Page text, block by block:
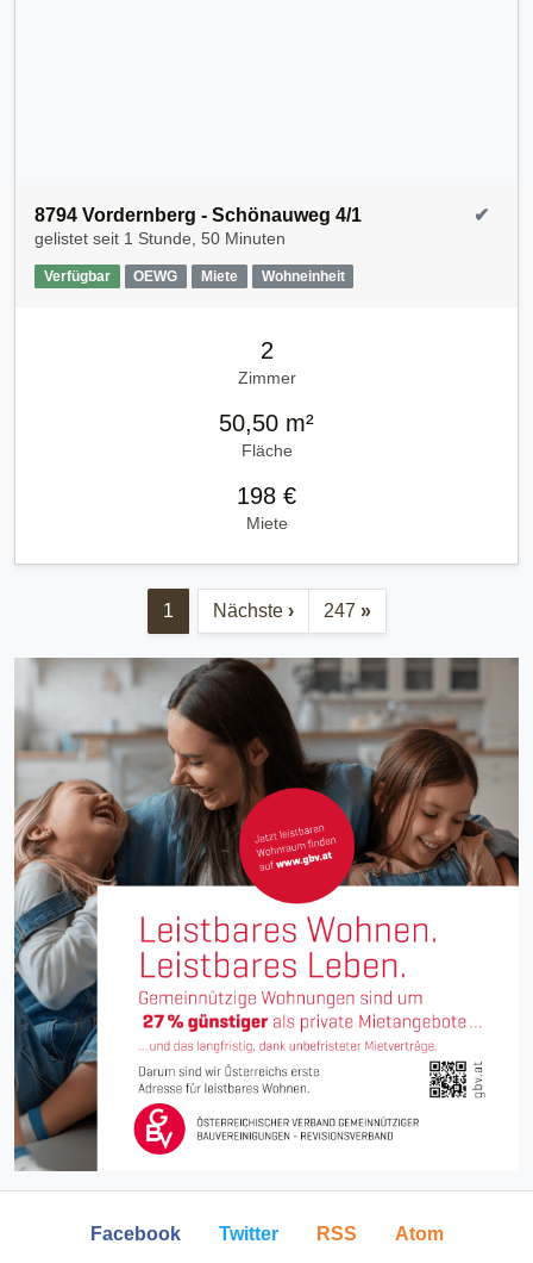
8794 Vordernberg - Schönauweg 4/1
gelistet seit 1 Stunde, 50 Minuten
Verfügbar OEWG Miete Wohneinheit
✔
2
Zimmer
50,50 m²
Fläche
198 €
Miete
1 Nächste › 247 »
Facebook Twitter RSS Atom